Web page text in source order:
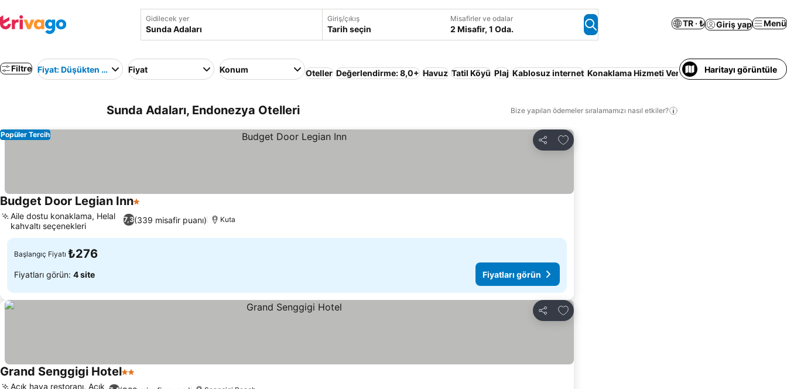
Gidilecek yer Giriş/çıkış
Tarih seçin
Misafirler ve odalar
2 Misafir, 1 Oda.
TR · ₺ Giriş yap Menü
Filtre Fiyat: Düşükten yükseğeFiyat Konum Oteller Değerlendirme: 8,0+ Havuz Tatil Köyü Plaj Kablosuz internet Konaklama Hizmeti Verilen Apart Daire Klima
Haritayı görüntüle
Sunda Adaları, Endonezya Otelleri Bize yapılan ödemeler sıralamamızı nasıl etkiler?
Paylaş
Favorilerime ekle
Popüler Tercih
Budget Door Legian Inn1 Yıldız
7,3(339 misafir puanı)
Aile dostu konaklama, Helal
kahvaltı seçenekleri
Kuta
Başlangıç Fiyatı ₺276
Fiyatları görün: 4 site Fiyatları görün
Paylaş
Favorilerime ekle
Grand Senggigi Hotel2 Yıldız
Açık hava restoranı, Açık